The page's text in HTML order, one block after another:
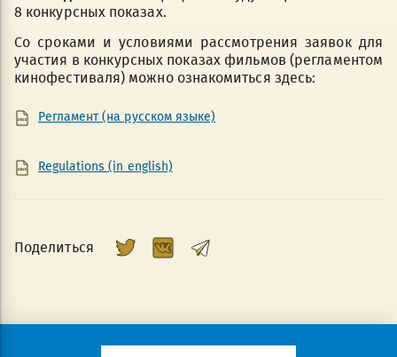
8 конкурсных показах.
Со сроками и условиями рассмотрения заявок для
участия в конкурсных показах фильмов (регламентом
кинофестиваля) можно ознакомиться здесь:
Регламент (на русском языке)
Regulations (in english)
Поделиться